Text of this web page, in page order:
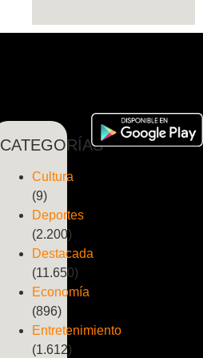
CATEGORÍAS
Cultura
(9)
Deportes
(2.200)
Destacada
(11.650)
Economía
(896)
Entretenimiento
(1.612)